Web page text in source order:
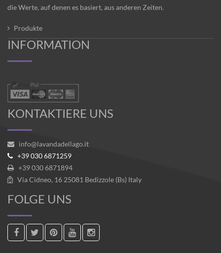
die Werte, auf denen es basiert, aus anderen Zeiten.
Produkte
INFORMATION
KONTAKTIERE UNS
info@lavandadellago.it
+39 030 6871259
+39 030 6871894
Via Cidneo, 16 25081 Bedizzole (Bs) Italy
FOLGE UNS